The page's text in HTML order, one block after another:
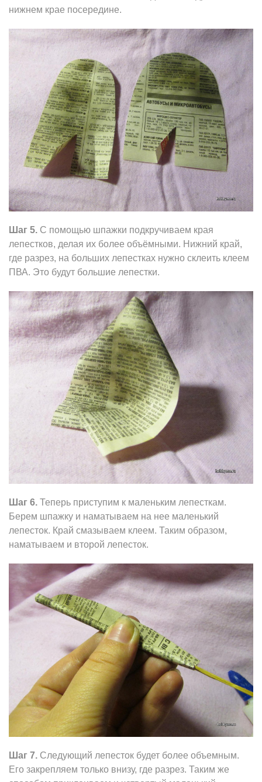
нижнем крае посередине.
Шаг 5. С помощью шпажки подкручиваем края
лепестков, делая их более объёмными. Нижний край,
где разрез, на больших лепестках нужно склеить клеем
ПВА. Это будут большие лепестки.
Шаг 6. Теперь приступим к маленьким лепесткам.
Берем шпажку и наматываем на нее маленький
лепесток. Край смазываем клеем. Таким образом,
наматываем и второй лепесток.
Шаг 7. Следующий лепесток будет более объемным.
Его закрепляем только внизу, где разрез. Таким же